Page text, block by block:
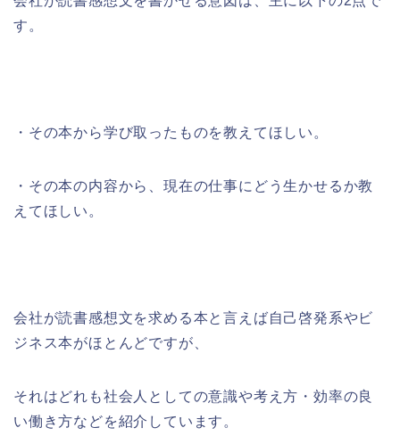
す。
・ その本から学び取ったものを教えてほしい。
・ その本の内容から、現在の仕事にどう生かせるか教
えてほしい。
会社が読書感想文を求める本と言えば自己啓発系やビ
ジネス本がほとんどですが、
それはどれも社会人としての意識や考え方・効率の良
い働き方などを紹介しています。